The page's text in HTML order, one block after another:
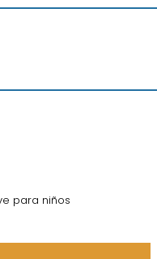
para niños